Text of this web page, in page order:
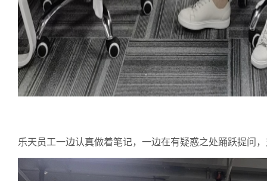
乐天员工一边认真做着笔记，一边在有疑惑之处踊跃提问